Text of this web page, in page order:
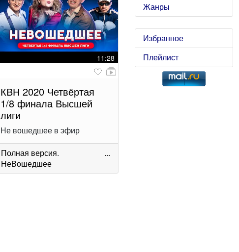
11:28
КВН 2020 Четвёртая
1/8 финала Высшей
лиги
Не вошедшее в эфир
Полная версия.
НеВошедшее
...
Жанры
Избранное
Плейлист